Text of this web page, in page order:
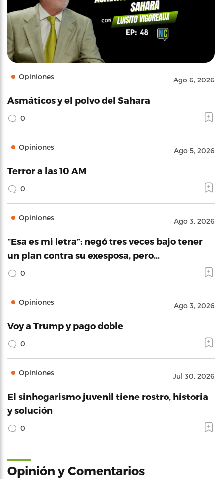
Opiniones Ago 6, 2026
Asmáticos y el polvo del Sahara
0
Opiniones Ago 5, 2026
Terror a las 10 AM
0
Opiniones Ago 3, 2026
“Esa es mi letra”: negó tres veces bajo tener
un plan contra su exesposa, pero…
0
Opiniones Ago 3, 2026
Voy a Trump y pago doble
0
Opiniones Jul 30, 2026
El sinhogarismo juvenil tiene rostro, historia
y solución
0
Opinión y Comentarios